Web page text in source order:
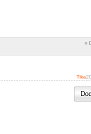
»
Tika